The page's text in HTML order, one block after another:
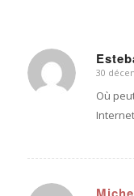
dit
:
30
Où